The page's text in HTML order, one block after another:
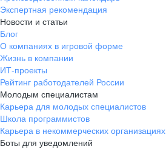
Экспертная рекомендация
Новости и статьи
Блог
О компаниях в игровой форме
Жизнь в компании
ИТ-проекты
Рейтинг работодателей России
Молодым специалистам
Карьера для молодых специалистов
Школа программистов
Карьера в некоммерческих организациях
Боты для уведомлений